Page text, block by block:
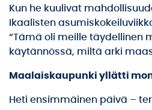
Kun he kuulivat
Ikaalisten
“Tämä oli meille täydellinen
käytännössä, miltä arki
Maalaiskaupunki yllätti
Heti ensimmäinen päivä –